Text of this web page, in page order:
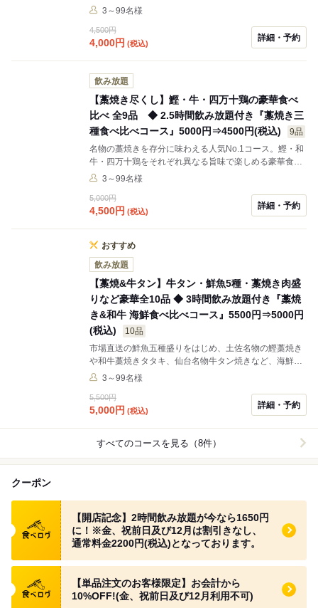
の味覚を気軽に楽しめる宴会コース。藁の香りを纏った
会社宴会や飲み会、歓送迎会にもおすすめです。
3～99名様
4,500円
4,000円 (税込)
詳細・予約
飲み放題
【藁焼き尽くし】鰹・牛・四万十鶏の豪華食べ
比べ 全9品 ◆ 2.5時間飲み放題付き『藁焼き三
種食べ比べコース』5000円⇒4500円(税込)
9品
名物の藁焼きを存分に味わえる人気No.1コース。鰹・和
牛・四万十鶏をそれぞれ異なる旨味で楽しめる豪華食べ
比べをご用意しました。藁焼きならではの香りと臨場感
題Aプラン付きます,Bプラン希望の場合は1人+550円(税
込)とご案内させていただきます。
3～99名様
5,000円
4,500円 (税込)
詳細・予約
おすすめ
飲み放題
【藁焼&牛タン】牛タン・鮮魚5種・藁焼き肉盛
りなど豪華全10品 ◆ 3時間飲み放題付き『藁焼
き&和牛 海鮮食べ比べコース』5500円⇒5000円
(税込)
10品
市場直送の鮮魚五種盛りをはじめ、土佐名物の鰹藁焼き
や和牛藁焼きタタキ、仙台名物牛タン焼きなど、海鮮と
肉料理を贅沢に堪能できる「土佐の極コース」。さらに
品もご用意しました。ゆったりと楽しめる3時間飲み放
題付きで、会社宴会や歓送迎会、ご接待にもおすすめの
プラン希望の場合は1人+550円(税込)とご案内させてい
ただき
3～99名様
5,500円
5,000円 (税込)
詳細・予約
すべてのコースを見る（8件）
クーポン
食べログ クーポン
【開店記念】2時間飲み放題が今なら1650円
に！※金、祝前日及び12月は割引きなし、
通常料金2200円(税込)となっております。
食べログ クーポン
【単品注文のお客様限定】お会計から
10%OFF!(金、祝前日及び12月利用不可)